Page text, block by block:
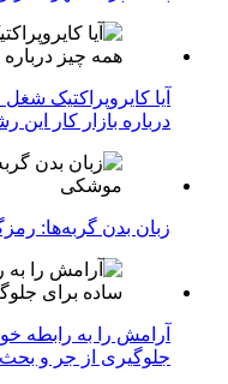
آیا کایروپراکتیک
درباره بازار کار این
زبان بدن گربه‌ها:
آرامش را به رابطه
جلوگیری از جر و بحث